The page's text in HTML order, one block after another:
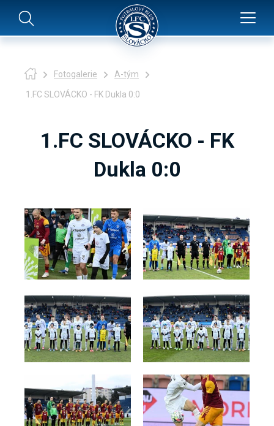
Fotogalerie A-tým
1.FC SLOVÁCKO - FK Dukla 0:0
1.FC SLOVÁCKO - FK
Dukla 0:0